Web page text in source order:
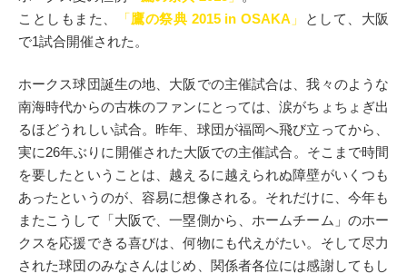
ことしもまた、
「鷹の祭典 2015 in OSAKA 」
として、大阪
で1試合開催された。
ホークス球団誕生の地、大阪での主催試合は、我々のような
南海時代からの古株のファンにとっては、涙がちょちょぎ出
るほどうれしい試合。昨年、球団が福岡へ飛び立ってから、
実に26年ぶりに開催された大阪での主催試合。そこまで時間
を要したということは、越えるに越えられぬ障壁がいくつも
あったというのが、容易に想像される。それだけに、今年も
またこうして「大阪で、一塁側から、ホームチーム」のホー
クスを応援できる喜びは、何物にも代えがたい。そして尽力
された球団のみなさんはじめ、関係者各位には感謝してもし